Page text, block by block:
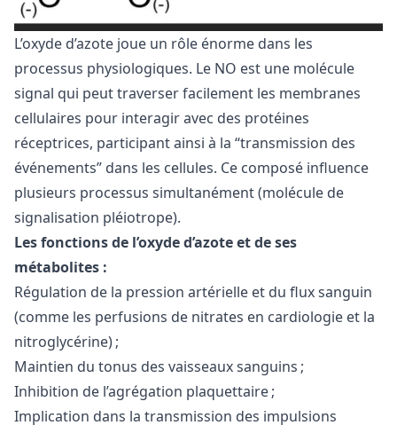
L’oxyde d’azote joue un rôle énorme dans les
processus physiologiques. Le NO est une molécule
signal qui peut traverser facilement les membranes
cellulaires pour interagir avec des protéines
réceptrices, participant ainsi à la “transmission des
événements” dans les cellules. Ce composé influence
plusieurs processus simultanément (molécule de
signalisation pléiotrope).
Les fonctions de l’oxyde d’azote et de ses
métabolites :
Régulation de la pression artérielle et du flux sanguin
(comme les perfusions de nitrates en cardiologie et la
nitroglycérine) ;
Maintien du tonus des vaisseaux sanguins ;
Inhibition de l’agrégation plaquettaire ;
Implication dans la transmission des impulsions